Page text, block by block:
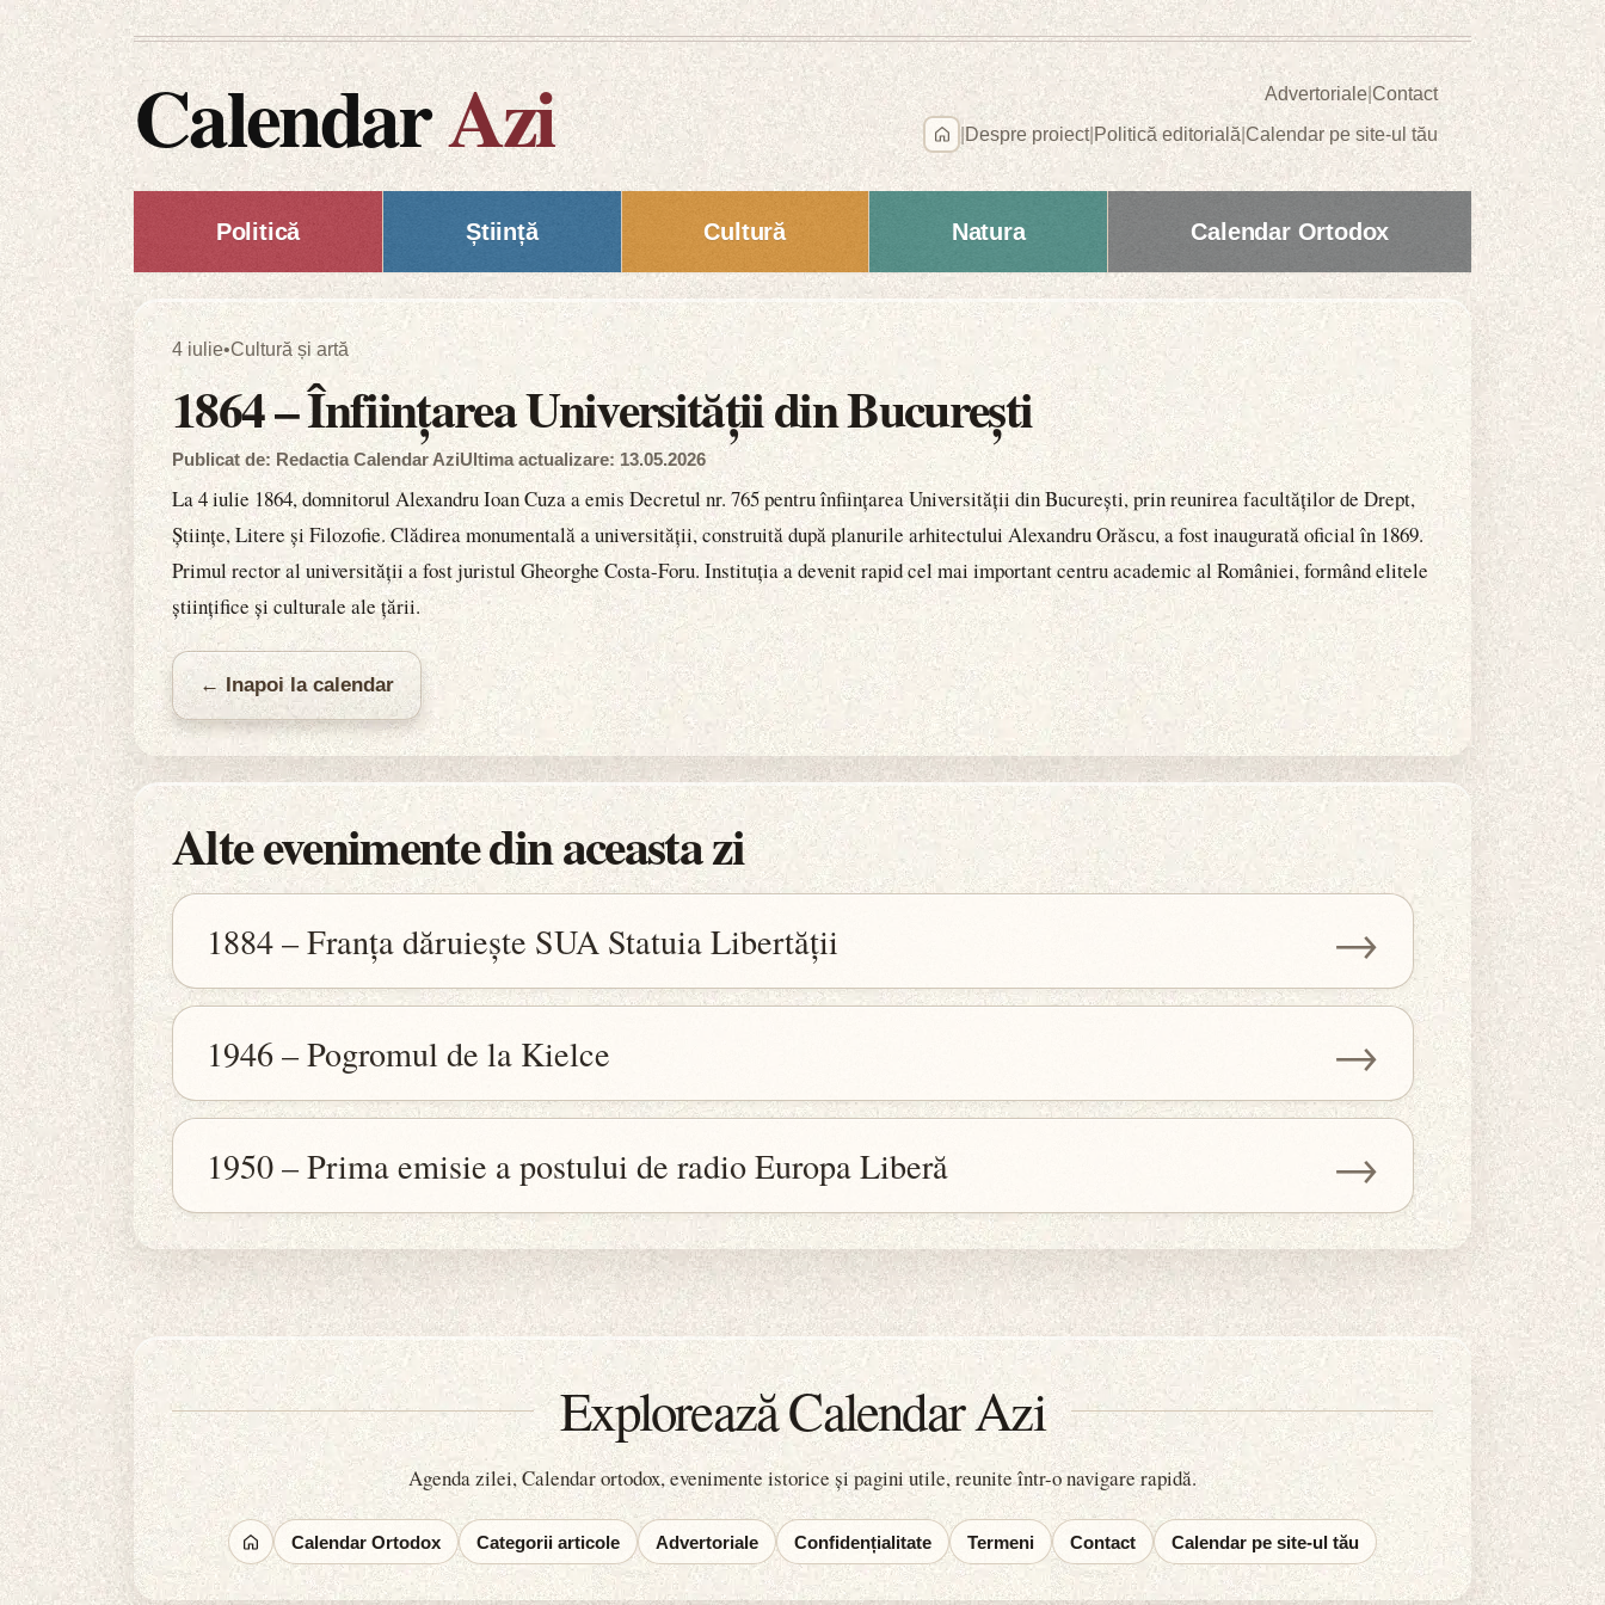
CalendarAzi Advertoriale|Contact
Despre proiect| Politică editorială|Calendar pe site-ul tău
Politică Știință Cultură Natura Calendar Ortodox
4 iulie•Cultură și artă
1864 – Înființarea Universității din București
Publicat de: Redactia Calendar AziUltima actualizare: 13.05.2026
La 4 iulie 1864, domnitorul Alexandru Ioan Cuza a emis Decretul nr. 765 pentru înființarea Universității din București, prin reunirea facultăților de Drept,
Științe, Litere și Filozofie. Clădirea monumentală a universității, construită după planurile arhitectului Alexandru Orăscu, a fost inaugurată oficial în 1869.
Primul rector al universității a fost juristul Gheorghe Costa-Foru. Instituția a devenit rapid cel mai important centru academic al României, formând elitele
științifice și culturale ale țării.
← Inapoi la calendar
Alte evenimente din aceasta zi
1884 – Franța dăruiește SUA Statuia Libertății →
1946 – Pogromul de la Kielce →
1950 – Prima emisie a postului de radio Europa Liberă →
Explorează Calendar Azi
Agenda zilei, Calendar ortodox, evenimente istorice și pagini utile, reunite într-o navigare rapidă.
Calendar Ortodox Categorii articole Advertoriale Confidențialitate Termeni Contact Calendar pe site-ul tău